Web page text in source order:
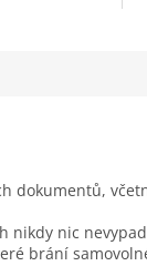
dokumentů,
nikdy nic
brání